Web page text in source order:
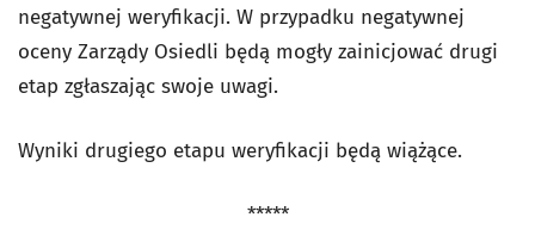
negatywnej weryfikacji. W przypadku negatywnej
oceny Zarządy Osiedli będą mogły zainicjować drugi
etap zgłaszając swoje uwagi.
Wyniki drugiego etapu weryfikacji będą wiążące.
*****